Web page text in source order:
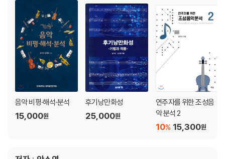
음악 비평·해석·분석
15,000원
후기낭만화성
25,000원
연주자를 위한 조성음
악 분석 2
15,300원
10%